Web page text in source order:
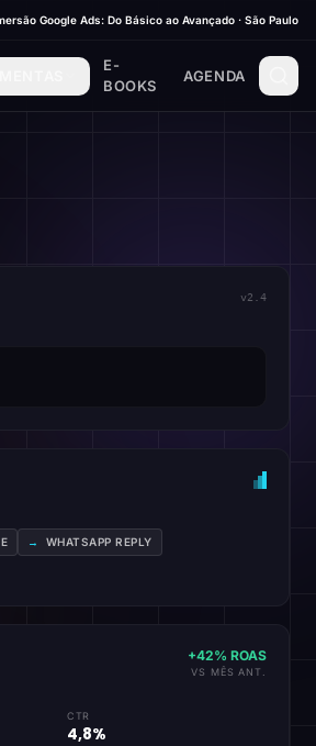
Google Ads: Do Básico ao Avançado · São Paulo
E-
BOOKS
AGENDA
v2.4
→ WHATSAPP REPLY
+42% ROAS
VS MÊS ANT.
CTR
4,8%